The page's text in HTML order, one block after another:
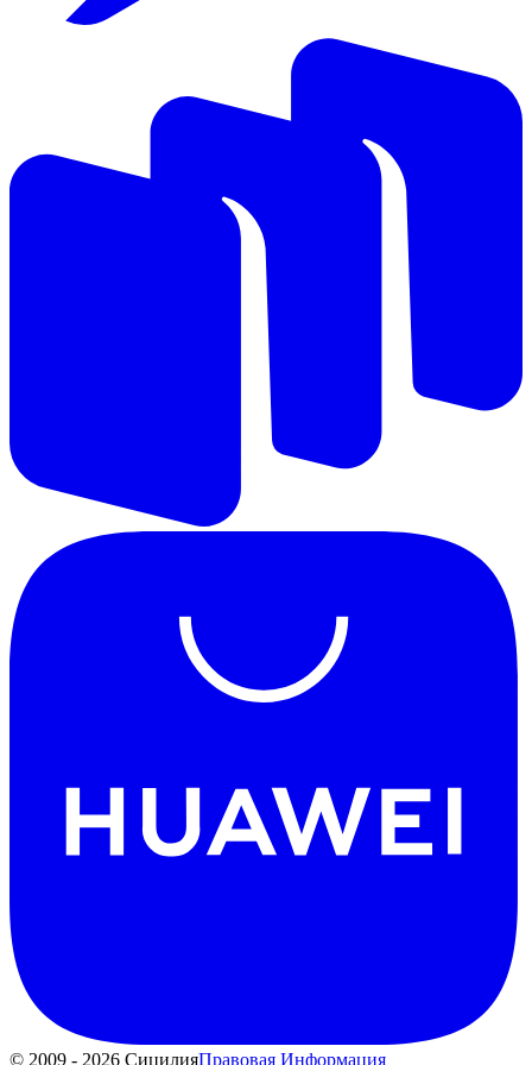
© 2009 - 2026 СицилияПравовая Информация